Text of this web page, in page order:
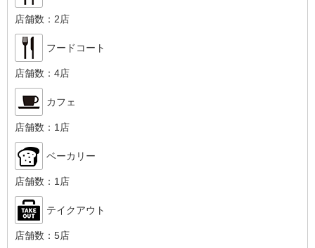
店舗数： 2店
フードコート
店舗数： 4店
カフェ
店舗数： 1店
ベーカリー
店舗数： 1店
テイクアウト
店舗数： 5店